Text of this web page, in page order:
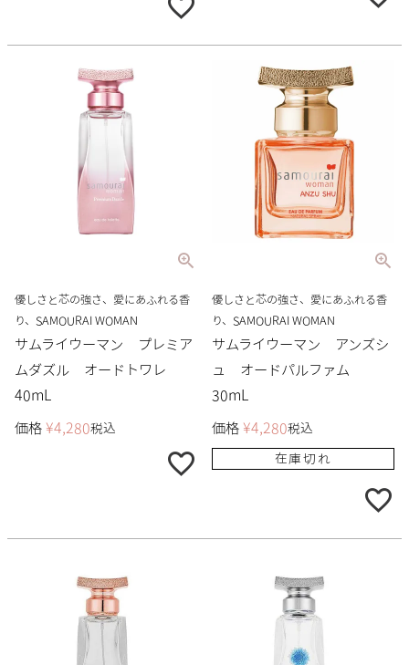
優しさと芯の強さ、愛にあふれる香
り、SAMOURAI WOMAN
サムライウーマン プレミア
ムダズル オードトワレ
40mL
価格 ¥4,280税込
優しさと芯の強さ、愛にあふれる香
り、SAMOURAI WOMAN
サムライウーマン アンズシ
ュ オードパルファム
30mL
価格 ¥4,280税込
在庫切れ